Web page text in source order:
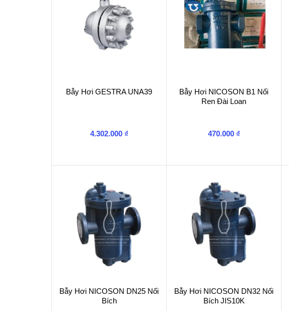
Bẫy Hơi GESTRA UNA39
4.302.000 ₫
Bẫy Hơi NICOSON B1 Nối
Ren Đài Loan
470.000 ₫
Bẫy Hơi NICOSON DN25 Nối
Bích
Bẫy Hơi NICOSON DN32 Nối
Bích JIS10K